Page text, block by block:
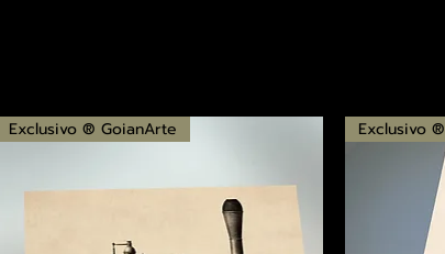
Exclusivo ® GoianArte Exclusivo